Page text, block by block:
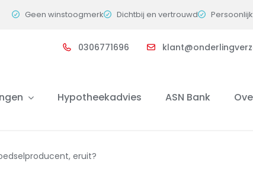
Geen winstoogmerk Dichtbij en vertrouwd
0306771696
Hypotheekadvies ASN Bank
eruit?